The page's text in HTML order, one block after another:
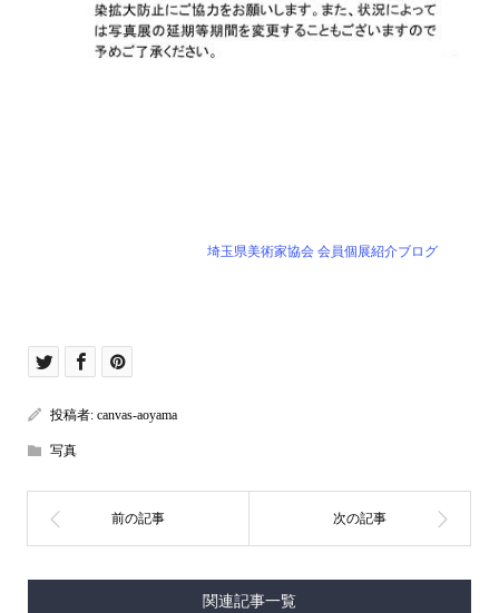
埼玉県美術家協会 会員個展紹介ブログ
投稿者: canvas-aoyama
写真
関連記事一覧